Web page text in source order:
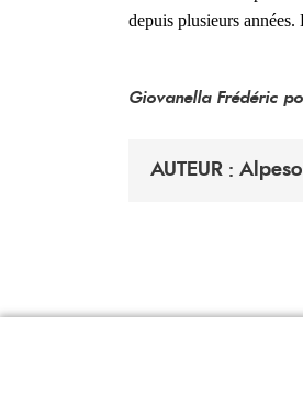
depuis plusieurs
Giovanella Frédéric
AUTEUR :